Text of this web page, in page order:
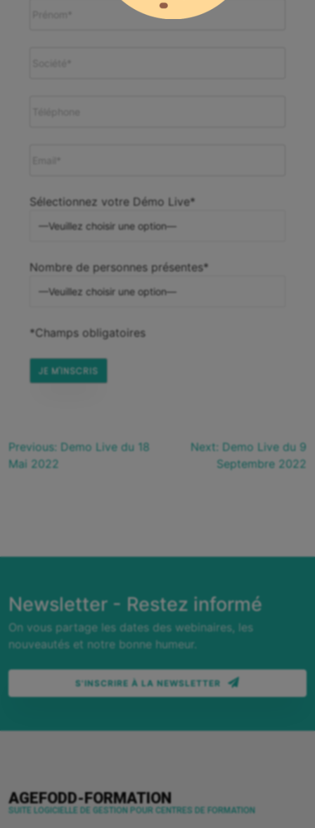
Sélectionnez votre Démo Live*
Nombre de personnes présentes*
*Champs obligatoires
Previous: Demo Live du 18
Mai 2022
Next: Demo Live du 9
Septembre 2022
Newsletter - Restez informé
On vous partage les dates des webinaires, les
nouveautés et notre bonne humeur.
S'INSCRIRE À LA NEWSLETTER
AGEFODD-FORMATION
SUITE LOGICIELLE DE GESTION POUR CENTRES DE FORMATION